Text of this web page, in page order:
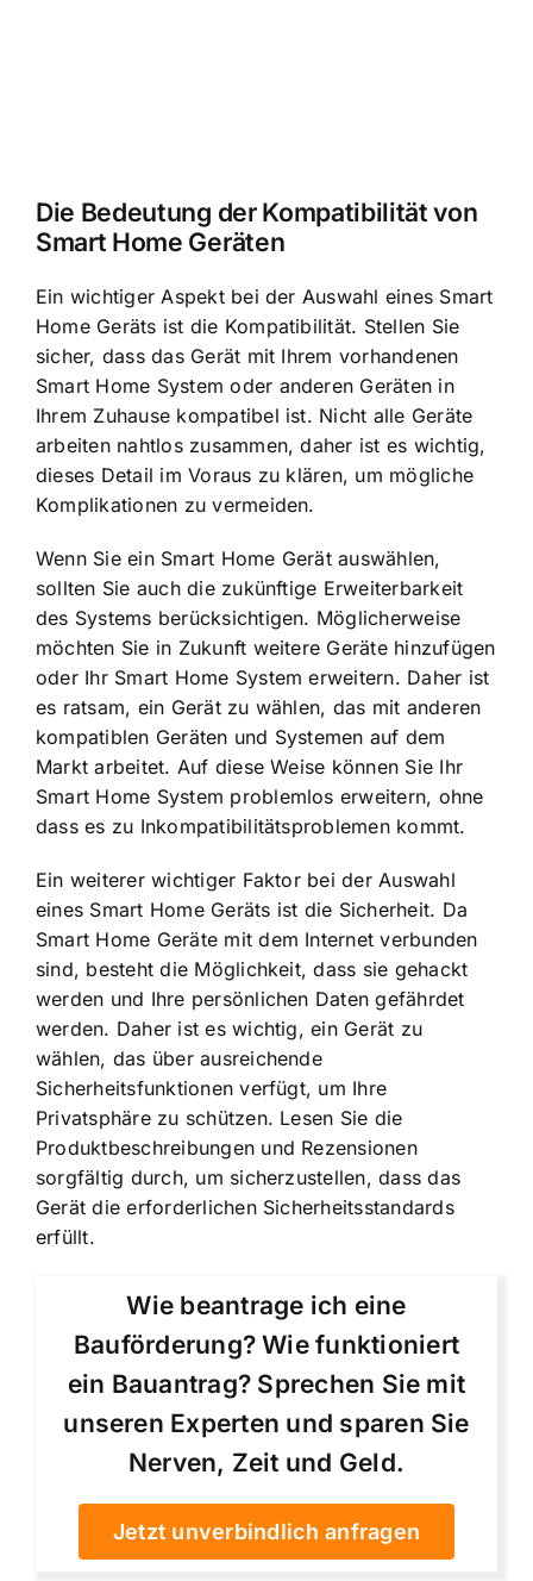
Die Bedeutung derKompatibilität von
Smart Home Geräten
Ein wichtiger Aspekt bei der Auswahl eines Smart
Home Geräts ist die Kompatibilität. Stellen Sie
sicher, dass das Gerät mit Ihrem vorhandenen
Smart Home System oder anderen Geräten in
Ihrem Zuhause kompatibel ist. Nicht alle Geräte
arbeiten nahtlos zusammen, daher ist es wichtig,
dieses Detail im Voraus zu klären, um mögliche
Komplikationen zu vermeiden.
Wenn Sie ein Smart Home Gerät auswählen,
sollten Sie auch die zukünftige Erweiterbarkeit
des Systems berücksichtigen. Möglicherweise
möchten Sie in Zukunft weitere Geräte hinzufügen
oder Ihr Smart Home System erweitern. Daher ist
es ratsam, ein Gerät zu wählen, das mit anderen
kompatiblen Geräten und Systemen auf dem
Markt arbeitet. Auf diese Weise können Sie Ihr
Smart Home System problemlos erweitern, ohne
dass es zu Inkompatibilitätsproblemen kommt.
Ein weiterer wichtiger Faktor bei der Auswahl
eines Smart Home Geräts ist die Sicherheit. Da
Smart Home Geräte mit dem Internet verbunden
sind, besteht die Möglichkeit, dass sie gehackt
werden und Ihre persönlichen Daten gefährdet
werden. Daher ist es wichtig, ein Gerät zu
wählen, das über ausreichende
Sicherheitsfunktionen verfügt, um Ihre
Privatsphäre zu schützen. Lesen Sie die
Produktbeschreibungen und Rezensionen
sorgfältig durch, um sicherzustellen, dass das
Gerät die erforderlichen Sicherheitsstandards
erfüllt.
Wie beantrage ich eine
Bauförderung? Wie funktioniert
ein Bauantrag? Sprechen Sie mit
unseren Experten und sparen Sie
Nerven, Zeit und Geld.
Jetzt unverbindlich anfragen